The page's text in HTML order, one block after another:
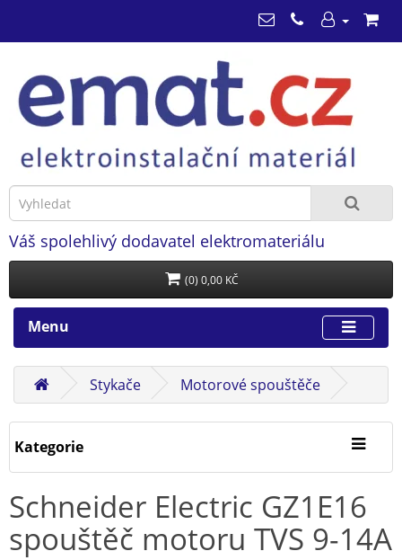
Váš spolehlivý dodavatel elektromateriálu
(0) 0,00 KČ
Menu
Stykače Motorové spouštěče
Kategorie
Schneider Electric GZ1E16
spouštěč motoru TVS 9-14A